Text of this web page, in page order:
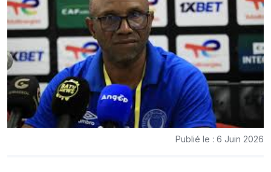
Publié le : 6 Juin 2026